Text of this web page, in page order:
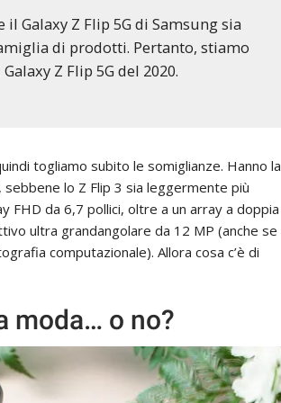
Galaxy Z Flip 5G di Samsung sia
di prodotti. Pertanto, stiamo
Z Flip 5G del 2020.
togliamo subito le somiglianze. Hanno la
lo Z Flip 3 sia leggermente più
FHD da 6,7 ​​pollici, oltre a un array a doppia
ultra grandangolare da 12 MP (anche se
computazionale). Allora cosa c’è di
moda… o no?